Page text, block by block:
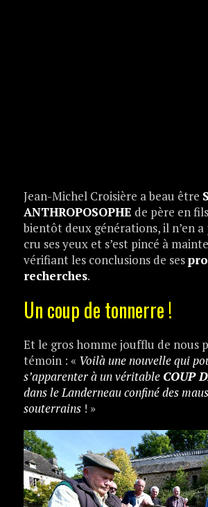
Jean-Michel Croisière a beau être
ANTHROPOSOPHE de père en
bientôt deux générations, il n’en
cru ses yeux et s’est pincé à
vérifiant les conclusions de ses
recherches.
Un coup de tonnerre !
Et le gros homme joufflu de nous
témoin : « Voilà une nouvelle qui
s’apparenter à un véritable COUP
dans le Landerneau confiné des
souterrains! »